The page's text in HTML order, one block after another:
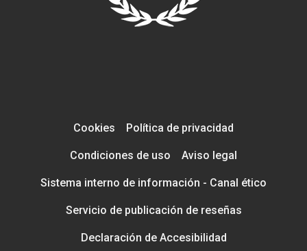
Cookies Política de privacidad
Condiciones de uso Aviso legal
Sistema interno de información - Canal ético
Servicio de publicación de reseñas
Declaración de Accesibilidad